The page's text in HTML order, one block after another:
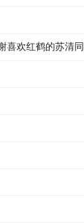
喜欢红鹤的苏清